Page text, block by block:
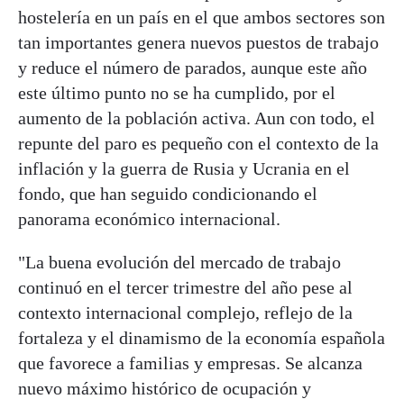
hostelería en un país en el que ambos sectores son
tan importantes genera nuevos puestos de trabajo
y reduce el número de parados, aunque este año
este último punto no se ha cumplido, por el
aumento de la población activa. Aun con todo, el
repunte del paro es pequeño con el contexto de la
inflación y la guerra de Rusia y Ucrania en el
fondo, que han seguido condicionando el
panorama económico internacional.
"La buena evolución del mercado de trabajo
continuó en el tercer trimestre del año pese al
contexto internacional complejo, reflejo de la
fortaleza y el dinamismo de la economía española
que favorece a familias y empresas. Se alcanza
nuevo máximo histórico de ocupación y